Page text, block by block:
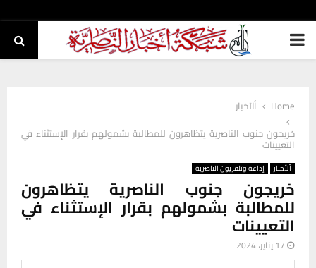
PRIMARY
Home
ألأخبار
خريجون جنوب الناصرية يتظاهرون للمطالبة بشمولهم بقرار الإستثناء في
التعيينات
ألأخبار إذاعة وتلفزيون الناصرية
خريجون جنوب الناصرية يتظاهرون
للمطالبة بشمولهم بقرار الإستثناء في
التعيينات
17 يناير، 2024